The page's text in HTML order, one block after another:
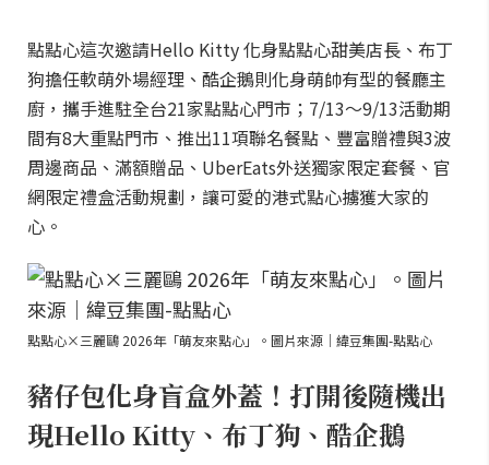
點點心這次邀請Hello Kitty 化身點點心甜美店長、布丁
狗擔任軟萌外場經理、酷企鵝則化身萌帥有型的餐廳主
廚，攜手進駐全台21家點點心門市；7/13～9/13活動期
間有8大重點門市、推出11項聯名餐點、豐富贈禮與3波
周邊商品、滿額贈品、UberEats外送獨家限定套餐、官
網限定禮盒活動規劃，讓可愛的港式點心擄獲大家的
心。
點點心×三麗鷗 2026年「萌友來點心」。圖片來源｜緯豆集團-點點心
豬仔包化身盲盒外蓋！打開後隨機出
現Hello Kitty、布丁狗、酷企鵝